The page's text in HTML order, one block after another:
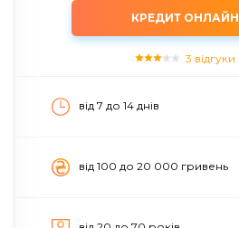
КРЕДИТ ОНЛАЙН
3 відгуки
від 7 до 14 днiв
вiд 100 до 20 000 гривень